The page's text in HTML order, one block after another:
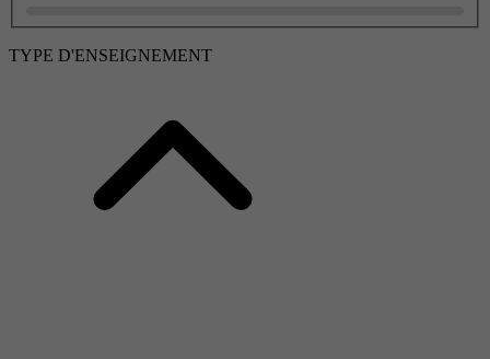
TYPE D'ENSEIGNEMENT